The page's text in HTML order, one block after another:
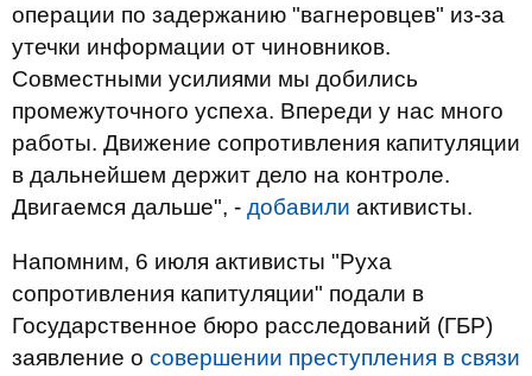
операции по задержанию "вагнеровцев" из-за
утечки информации от чиновников.
Совместными усилиями мы добились
промежуточного успеха. Впереди у нас много
работы. Движение сопротивления капитуляции
в дальнейшем держит дело на контроле.
Двигаемся дальше", - добавили активисты.
Напомним, 6 июля активисты "Руха
сопротивления капитуляции" подали в
Государственное бюро расследований (ГБР)
заявление о совершении преступления в связи